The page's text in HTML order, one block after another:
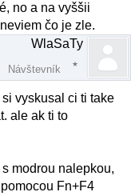
no a na vyššii
čo je zle.
WlaSaTy
Návštevník
vyskusal ci ti take
ale ak ti to
modrou nalepkou,
Fn+F4